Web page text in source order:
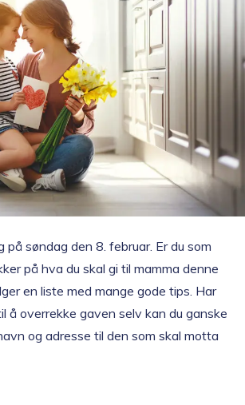
Fold
ut
Fold
på søndag den 8. februar. Er du som
på hva du skal gi til mamma denne
en liste med mange gode tips. Har
å overrekke gaven selv kan du ganske
og adresse til den som skal motta